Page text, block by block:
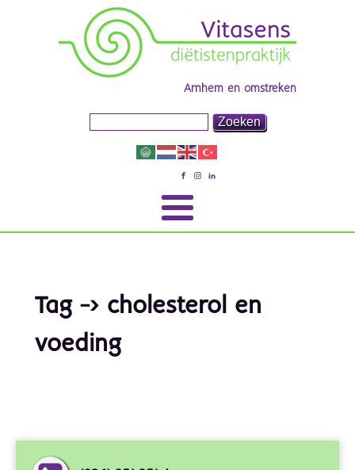
Arnhem en omstreken
Tag -> cholesterol en
voeding